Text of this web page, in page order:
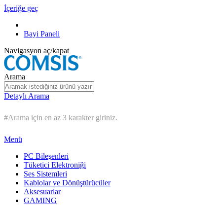
İçeriğe geç
Bayi Paneli
Navigasyon aç/kapat
Arama
Detaylı Arama
#Arama için en az 3 karakter giriniz.
Menü
PC Bileşenleri
Tüketici Elektroniği
Ses Sistemleri
Kablolar ve Dönüştürücüler
Aksesuarlar
GAMING